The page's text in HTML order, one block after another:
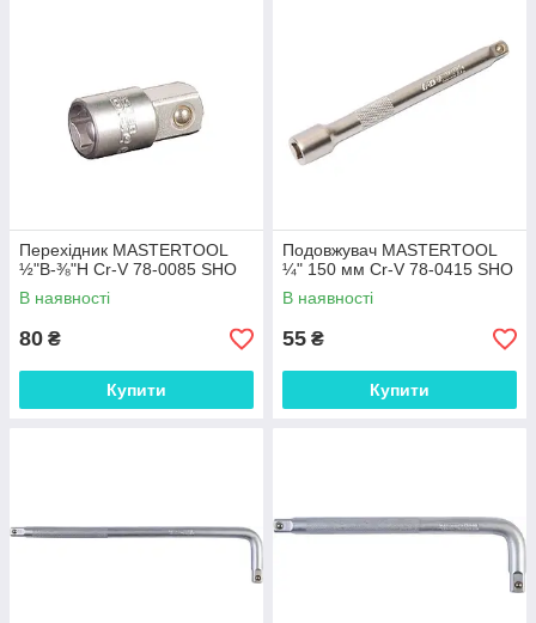
Перехідник MASTERTOOL
½"В-⅜"Н Cr-V 78-0085 SHO
В наявності
80 ₴
Купити
Подовжувач MASTERTOOL
¼" 150 мм Cr-V 78-0415 SHO
В наявності
55 ₴
Купити